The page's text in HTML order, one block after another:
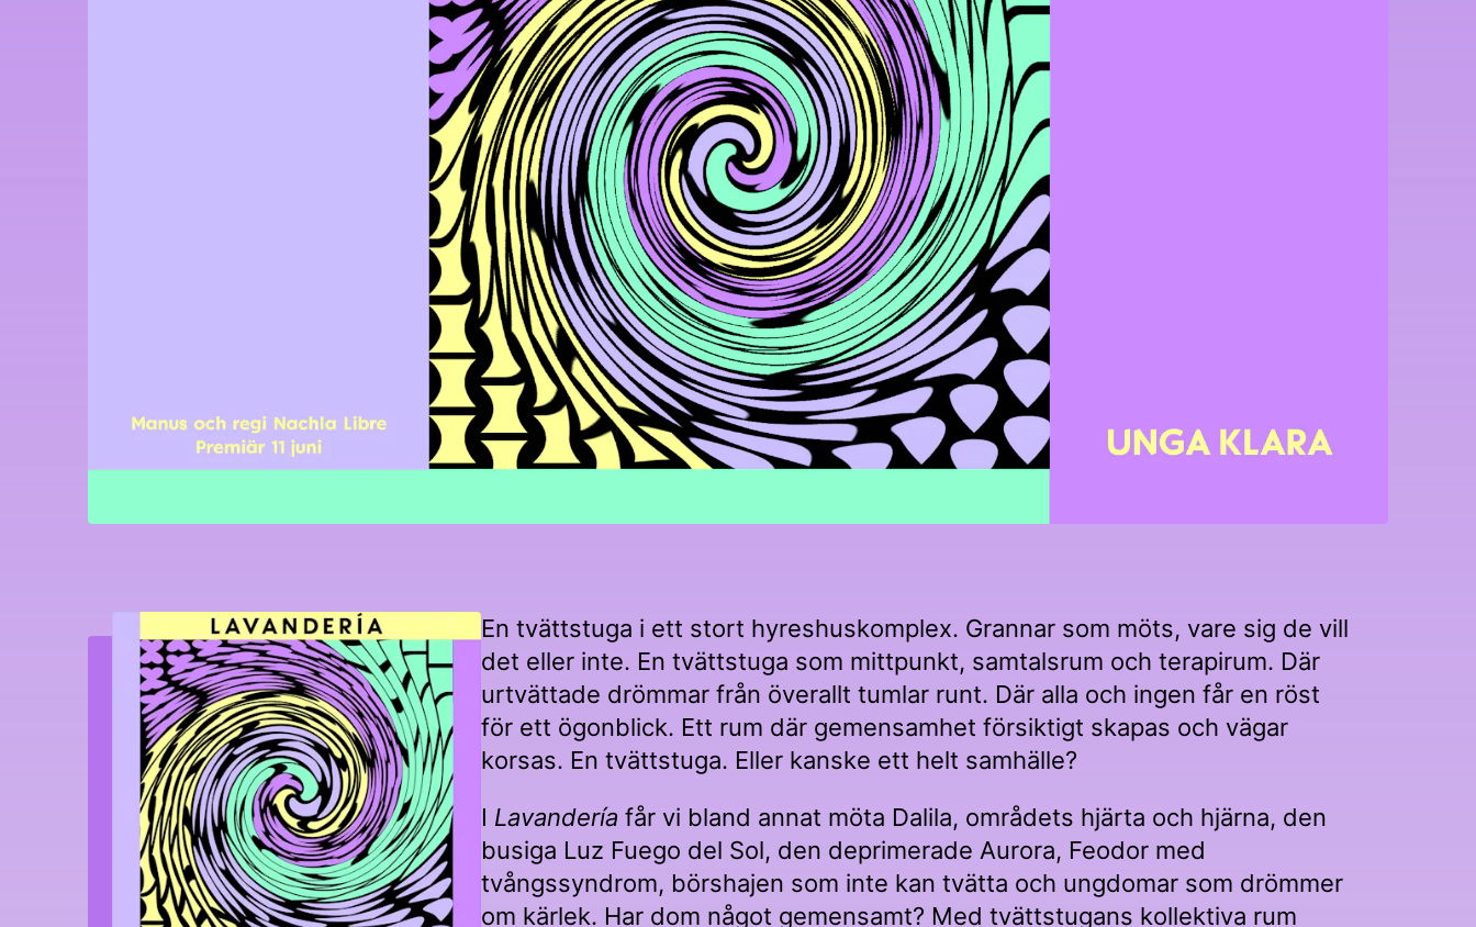
En tvättstuga i ett stort hyreshuskomplex. Grannar som möts, vare sig de vill
det eller inte. En tvättstuga som mittpunkt, samtalsrum och terapirum. Där
urtvättade drömmar från överallt tumlar runt. Där alla och ingen får en röst
för ett ögonblick. Ett rum där gemensamhet försiktigt skapas och vägar
korsas. En tvättstuga. Eller kanske ett helt samhälle?
I Lavandería får vi bland annat möta Dalila, områdets hjärta och hjärna, den
busiga Luz Fuego del Sol, den deprimerade Aurora, Feodor med
tvångssyndrom, börshajen som inte kan tvätta och ungdomar som drömmer
om kärlek. Har dom något gemensamt? Med tvättstugans kollektiva rum